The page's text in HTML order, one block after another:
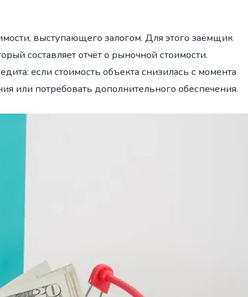
выступающего залогом. Для этого заёмщик
составляет отчёт о рыночной стоимости.
если стоимость объекта снизилась с момента
или потребовать дополнительного обеспечения.